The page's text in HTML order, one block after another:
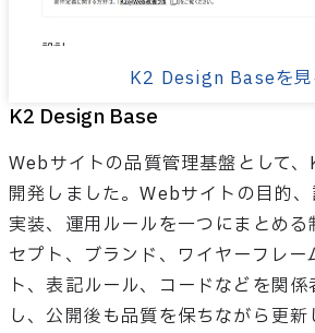
K2 Design Baseを見
K2 Design Base
Webサイトの品質管理基盤として
開発しました。Webサイトの目的、
実装、運用ルールを一つにまとめる
セプト、ブランド、ワイヤーフレ
ト、表記ルール、コードなどを関
し、公開後も品質を保ちながら更